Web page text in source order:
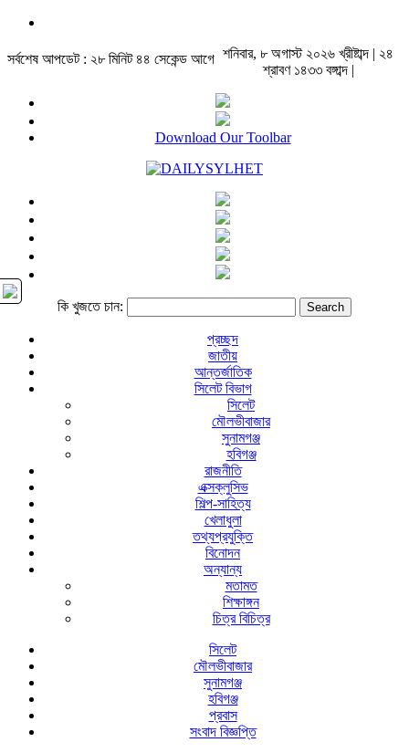
সর্বশেষ আপডেট : ২৮ মিনিট ৪৪ সেকেন্ড আগে শনিবার, ৮ অগাস্ট ২০২৬ খ্রীষ্টাব্দ | ২৪
শ্রাবণ ১৪৩৩ বঙ্গাব্দ |
Download Our Toolbar
কি খুজতে চান:
প্রচ্ছদ
জাতীয়
আন্তর্জাতিক
সিলেট বিভাগ
সিলেট
মৌলভীবাজার
সুনামগঞ্জ
হবিগঞ্জ
রাজনীতি
এক্সক্লুসিভ
শিল্প-সাহিত্য
খেলাধুলা
তথ্যপ্রযুক্তি
বিনোদন
অন্যান্য
মতামত
শিক্ষাঙ্গন
চিত্র বিচিত্র
সিলেট
মৌলভীবাজার
সুনামগঞ্জ
হবিগঞ্জ
প্রবাস
সংবাদ বিজ্ঞপ্তি